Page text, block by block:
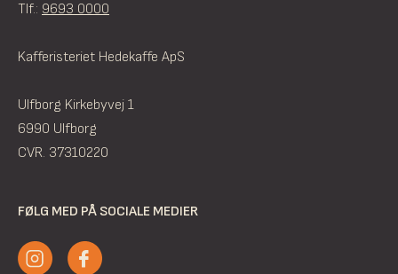
Tlf.: 9693 0000
Kafferisteriet Hedekaffe ApS
Ulfborg Kirkebyvej 1
6990 Ulfborg
CVR. 37310220
FØLG MED PÅ SOCIALE MEDIER